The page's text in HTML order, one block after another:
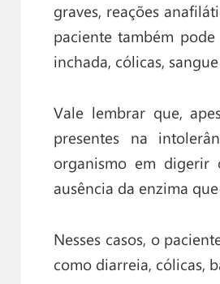
graves, reações
paciente também
inchada, cólicas,
Vale lembrar que,
presentes na
organismo em
ausência da enzima
Nesses casos, o
como diarreia, cólicas,